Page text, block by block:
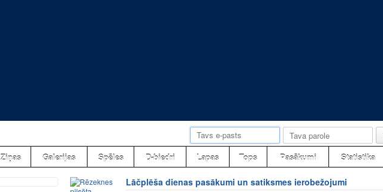
Ziņas Galerijas Spēles D-biedri Lapas Tops Pasākumi Statistika
Lāčplēša dienas pasākumi un satiksmes ierobežojumi